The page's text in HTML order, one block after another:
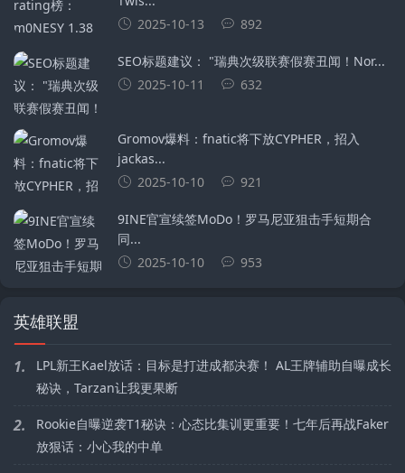
2025-10-13
892
SEO标题建议： ‌"瑞典次级联赛假赛丑闻！Nor...
2025-10-11
632
Gromov爆料：fnatic将下放CYPHER，招入
jackas...
2025-10-10
921
9INE官宣续签MoDo！罗马尼亚狙击手短期合
同...
2025-10-10
953
英雄联盟
1.
LPL新王Kael放话：目标是打进成都决赛！ AL王牌辅助自曝成长
秘诀，Tarzan让我更果断
2.
Rookie自曝逆袭T1秘诀：心态比集训更重要！七年后再战Faker
放狠话：小心我的中单